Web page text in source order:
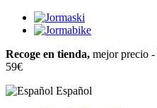
Recoge en tienda, mejor precio -
59€
Español